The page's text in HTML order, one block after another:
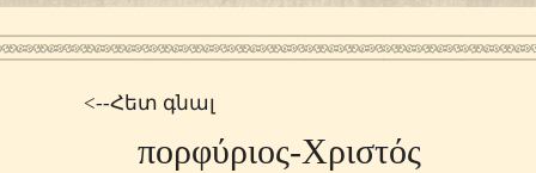
<--Հետ գնալ
πορφύριος-Χριστός